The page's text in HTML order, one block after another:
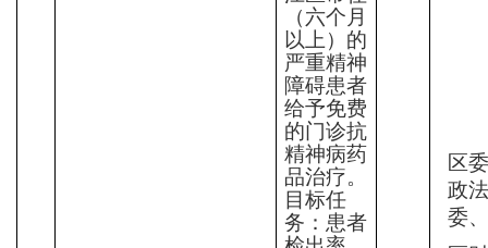
（六个月
以上）的
严重精神
障碍患者
给予免费
的门诊抗
精神病药
品治疗。
目标任
务：患者
区委
政法
委、